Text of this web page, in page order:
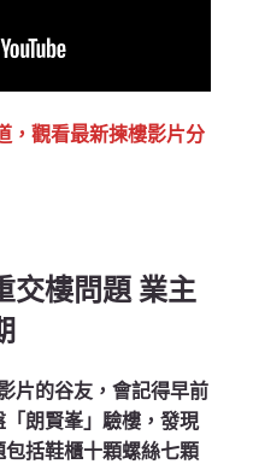
，觀看最新揀樓影片分
交樓問題 業主
片的谷友，會記得早前
朗賢峯」驗樓，發現
括鞋櫃十顆螺絲七顆